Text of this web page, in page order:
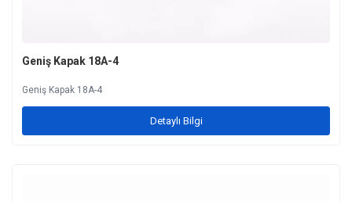
Geniş Kapak 18A-4
Geniş Kapak 18A-4
Detaylı Bilgi